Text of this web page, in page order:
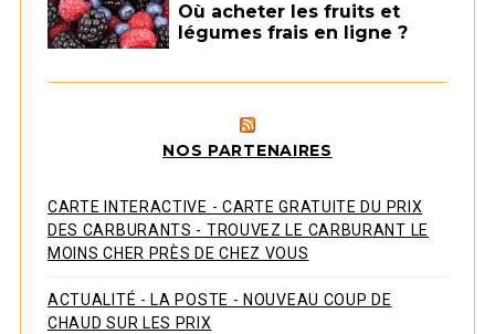
Où acheter les fruits et
légumes frais en ligne ?
NOS PARTENAIRES
CARTE INTERACTIVE - CARTE GRATUITE DU PRIX
DES CARBURANTS - TROUVEZ LE CARBURANT LE
MOINS CHER PRÈS DE CHEZ VOUS
ACTUALITÉ - LA POSTE - NOUVEAU COUP DE
CHAUD SUR LES PRIX